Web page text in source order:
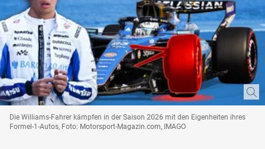
Die Williams-Fahrer kämpfen in der Saison 2026 mit den Eigenheiten ihres
Formel-1-Autos, Foto: Motorsport-Magazin.com, IMAGO